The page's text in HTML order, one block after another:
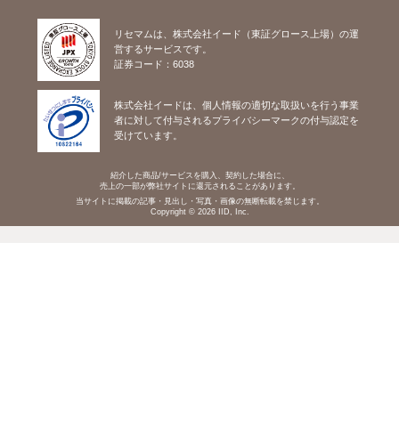
リセマムは、株式会社イード（東証グロース上場）の運
営するサービスです。
証券コード：6038
株式会社イードは、個人情報の適切な取扱いを行う事業
者に対して付与されるプライバシーマークの付与認定を
受けています。
紹介した商品/サービスを購入、契約した場合に、
売上の一部が弊社サイトに還元されることがあります。
当サイトに掲載の記事・見出し・写真・画像の無断転載を禁じます。
Copyright © 2026 IID, Inc.